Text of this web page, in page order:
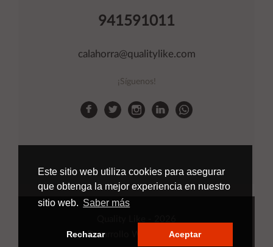
Este sitio web utiliza cookies para asegurar
que obtenga la mejor experiencia en nuestro
sitio web. Saber más
Rechazar Aceptar
941591011
calahorra@qualitylike.com
¡Síguenos!
Desarrollo Web
Applinet